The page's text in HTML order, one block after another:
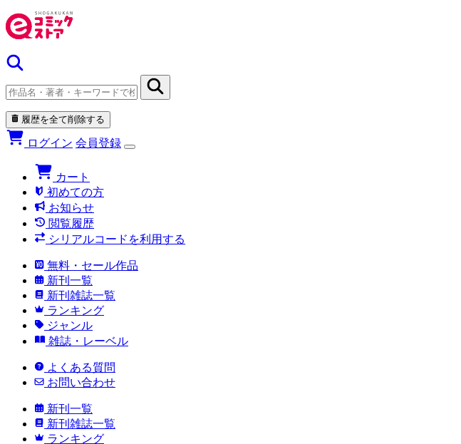
履歴を全て削除する
ログイン 会員登録
カート
初めての方
お知らせ
閲覧履歴
シリアルコードを利用する
無料・セール作品
新刊一覧
新刊雑誌一覧
ランキング
ジャンル
雑誌・レーベル
よくある質問
お問い合わせ
新刊一覧
新刊雑誌一覧
ランキング